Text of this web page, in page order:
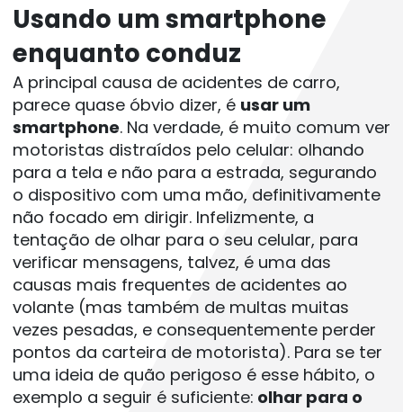
Usando um smartphone
enquanto conduz
A principal causa de acidentes de carro,
parece quase óbvio dizer, é usar um
smartphone. Na verdade, é muito comum ver
motoristas distraídos pelo celular: olhando
para a tela e não para a estrada, segurando
o dispositivo com uma mão, definitivamente
não focado em dirigir. Infelizmente, a
tentação de olhar para o seu celular, para
verificar mensagens, talvez, é uma das
causas mais frequentes de acidentes ao
volante (mas também de multas muitas
vezes pesadas, e consequentemente perder
pontos da carteira de motorista). Para se ter
uma ideia de quão perigoso é esse hábito, o
exemplo a seguir é suficiente: olhar para o